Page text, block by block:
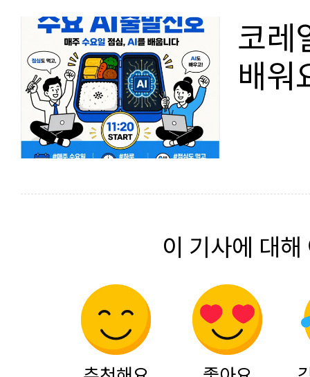
코레
배워
이 기사에 대